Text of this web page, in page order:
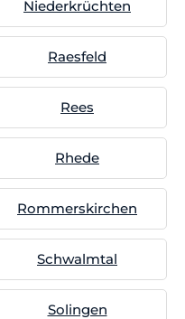
Niederkrüchten
Raesfeld
Rees
Rhede
Rommerskirchen
Schwalmtal
Solingen